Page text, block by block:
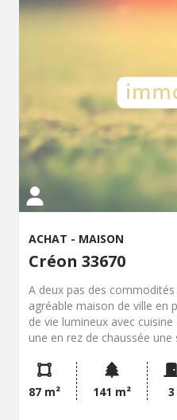
ACHAT - MAISON
Créon 33670
A deux pas des
agréable maison de ville en
de vie lumineux avec
une en rez de chaussée
cour sur l'avant complètent
séduire par sa situation et
87 m² 141 m² 3